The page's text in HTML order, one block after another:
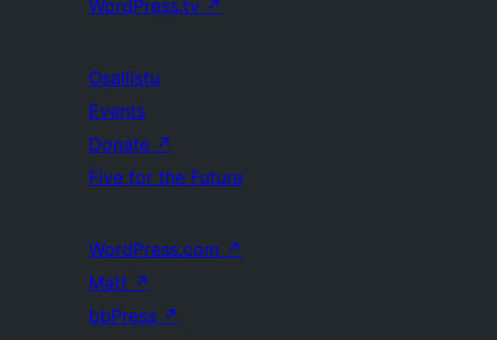
WordPress.tv ↗
Osallistu
Events
Donate ↗
Five for the Future
WordPress.com ↗
Matt ↗
bbPress ↗